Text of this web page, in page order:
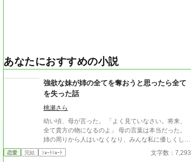
あなたにおすすめの小説
強欲な妹が姉の全てを奪おうと思ったら全て
を失った話
桃瀬さら
幼い頃、母が言った。 「よく見ていなさい。将来、
全て貴方の物になるのよ」 母の言葉は本当だった。
姉の周りから人はいなくなり、みんな私に優しくして
くれる。 何不自由ない生活、宝石、ドレスを手に入
れた。惨めな姉に残ったのは婚約者だけ。 私は姉の
恋愛 完結 ｼｮｰﾄｼｮｰﾄ 文字数：7,293